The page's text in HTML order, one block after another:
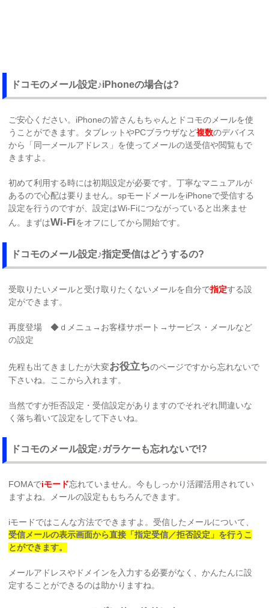
ドコモのメール設定♪iPhoneの場合は?
ご安心ください。iPhoneの皆さんもちゃんとドコモのメールを使
うことができます。タブレットやPCブラウザなど複数のデバイス
から「同一メールアドレス」を使ってメールの送受信や閲覧もで
きますよ。
初めて利用する時には初期設定が必要です。丁寧なマニュアルが
あるので心配は要りません。spモードメールをiPhoneで受信する
設定を行うのですが、設定はWi-Fiにつながっていると出来ませ
ん。まずはWi-Fiをオフにしてから開始です。
ドコモのメール設定♪指定受信はどうするの?
受取りたいメールと受け取りたくないメールを自分で指定する設
定ができます。
再度登場 ◆ｄメニュ→お客様サポート→サービス・メールなど
の設定
先程も出てきましたが大変お役立ちのページですから忘れないで
下さいね。ここから入れます。
当然ですが拒否設定・受信設定がありますのでそれぞれ間違いな
く落ち着いて設定をして下さいね。
ドコモのメール設定♪ガラケーも忘れないで!?
FOMAでiモード忘れていません。今もしっかり活躍活用されてい
ますよね。メールの設定ももちろんできます。
iモードではこんな方法でできますよ。受信したメールについて、
受信メールの表示画面から直接「指定受信／拒否設定」を行うこ
とができます。
メールアドレスやドメインを入力する必要がなく、かんたんに設
定することができるのは助かりますね。